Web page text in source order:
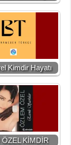
Kimdir Hayatı
KİMDİR